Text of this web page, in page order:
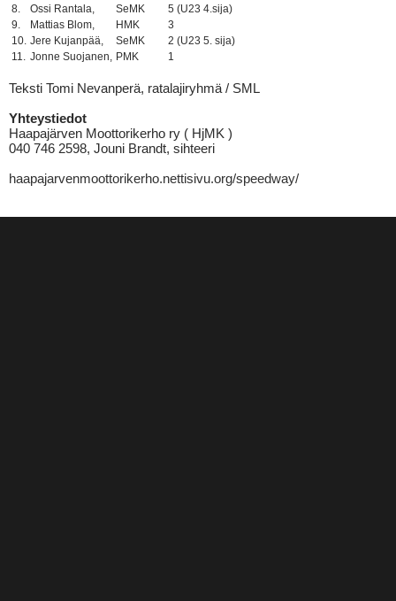
8.
Ossi Rantala, SeMK
5 (U23 4.sija)
9.
Mattias Blom, HMK
3
10. Jere Kujanpää, SeMK
2 (U23 5. sija)
11. Jonne Suojanen, PMK 1
Teksti Tomi Nevanperä, ratalajiryhmä / SML
Yhteystiedot
Haapajärven Moottorikerho ry ( HjMK )
040 746 2598, Jouni Brandt, sihteeri
haapajarvenmoottorikerho.nettisivu.org/speedway/